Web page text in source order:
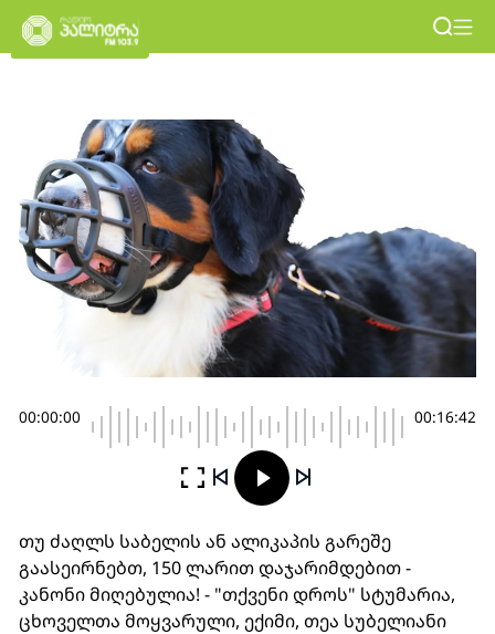
00:00:00 00:16:42
თუ ძაღლს საბელის ან ალიკაპის გარეშე
გაასეირნებთ, 150 ლარით დაჯარიმდებით -
კანონი მიღებულია! - "თქვენი დროს" სტუმარია,
ცხოველთა მოყვარული, ექიმი, თეა სუბელიანი